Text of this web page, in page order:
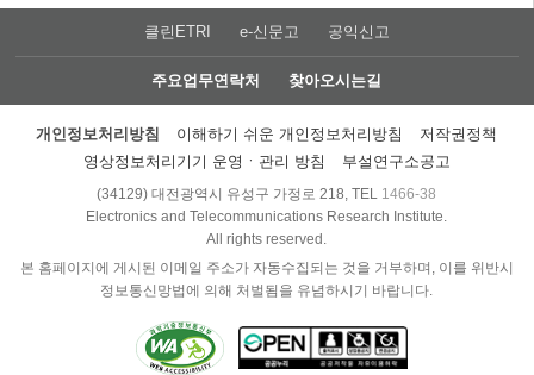
클린ETRI e-신문고 공익신고
주요업무연락처 찾아오시는길
개인정보처리방침 이해하기 쉬운 개인정보처리방침
저작권정책
영상정보처리기기 운영ㆍ관리 방침
부설연구소공고
(34129) 대전광역시 유성구 가정로 218, TEL 1466-38
Electronics and Telecommunications Research Institute.
All rights reserved.
본 홈페이지에 게시된 이메일 주소가 자동수집되는 것을 거부하며, 이를 위반시
정보통신망법에 의해 처벌됨을 유념하시기 바랍니다.